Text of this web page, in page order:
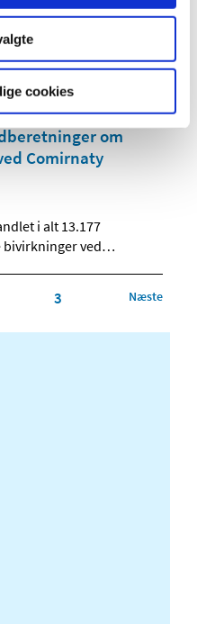
cookies
i alt 6.013
ved
om
Comirnaty
i alt 13.177
ved…
3 Næste